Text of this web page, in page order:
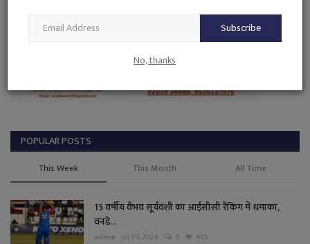
Subscribe
No, thanks
POPULAR POSTS
This Week This Month All Time
15 वर्षीय वैभव सूर्यवंशी का आईसीसी रैंकिंग में धमाका,
वनडे...
admin Jul 30, 2026 0 405